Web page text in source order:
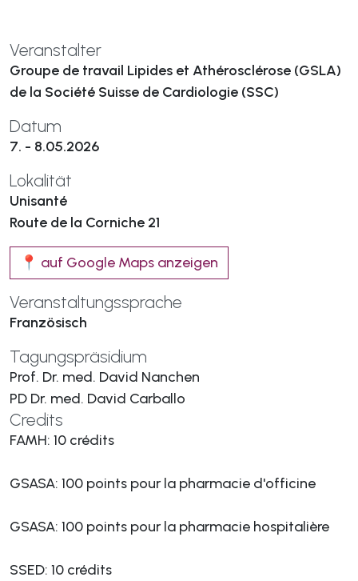
Veranstalter
Groupe de travail Lipides et Athérosclérose (GSLA)
de la Société Suisse de Cardiologie (SSC)
Datum
7. - 8.05.2026
Lokalität
Unisanté
Route de la Corniche 21
📍 auf Google Maps anzeigen
Veranstaltungssprache
Französisch
Tagungspräsidium
Prof. Dr. med. David Nanchen
PD Dr. med. David Carballo
Credits
FAMH: 10 crédits
GSASA: 100 points pour la pharmacie d'officine
GSASA: 100 points pour la pharmacie hospitalière
SSED: 10 crédits